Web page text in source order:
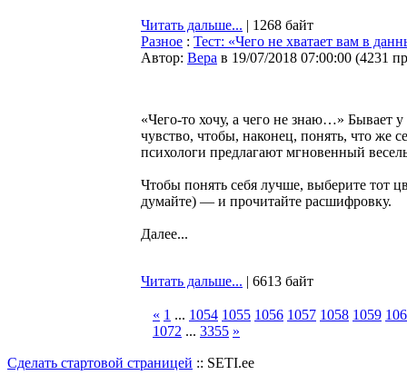
Читать дальше... | 1268 байт
Разное : Тест: «Чего не хватает вам в
Автор: Bepa в 19/07/2018 07:00:00 (4231
«Чего-то хочу, а чего не знаю…» Бывает
чувство, чтобы, наконец, понять, что же
психологи предлагают мгновенный
Чтобы понять себя лучше, выберите тот
думайте) — и прочитайте расшифровку.
Далее...
Читать дальше... | 6613 байт
« 1 ... 1054 1055 1056 1057 1058 1059
1072 ... 3355 »
Сделать стартовой страницей :: SETI.ee